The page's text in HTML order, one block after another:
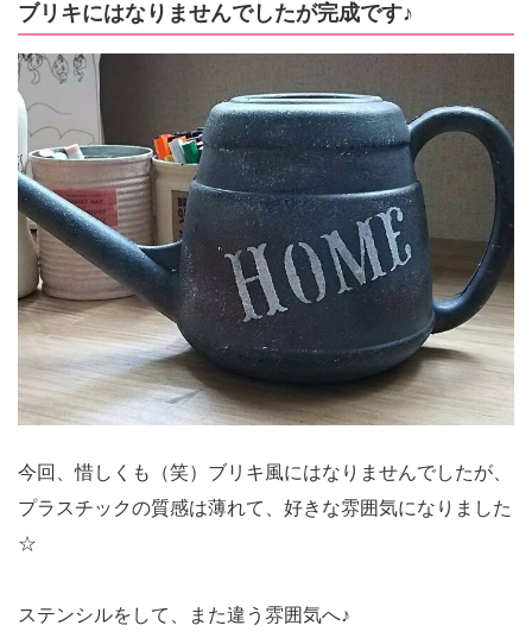
ブリキにはなりませんでしたが完成です♪
今回、惜しくも（笑）ブリキ風にはなりませんでしたが、
プラスチックの質感は薄れて、好きな雰囲気になりました
☆
ステンシルをして、また違う雰囲気へ♪